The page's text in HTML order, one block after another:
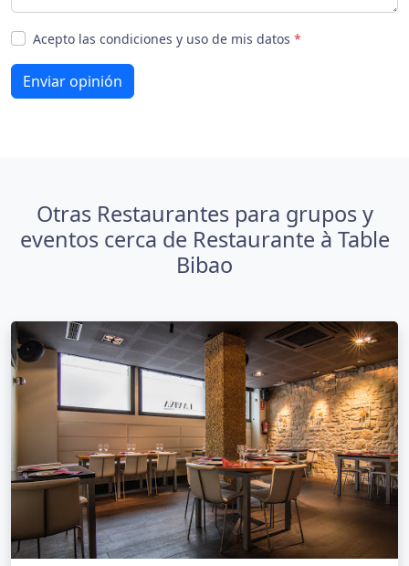
Acepto las condiciones y uso de mis datos *
Enviar opinión
Otras Restaurantes para grupos y
eventos cerca de Restaurante à Table
Bibao